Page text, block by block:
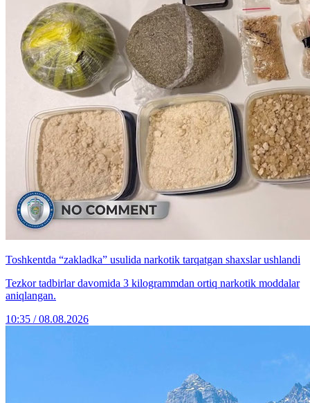
Toshkentda “zakladka” usulida narkotik tarqatgan shaxslar ushlandi
Tezkor tadbirlar davomida 3 kilogrammdan ortiq narkotik moddalar
aniqlangan.
10:35 / 08.08.2026